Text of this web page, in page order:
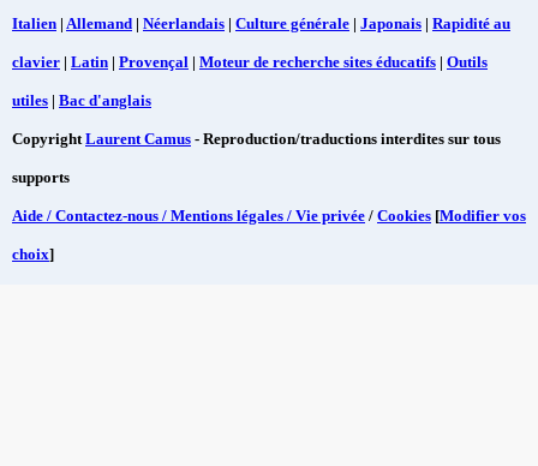
Italien | Allemand | Néerlandais | Culture générale | Japonais | Rapidité au
clavier | Latin | Provençal | Moteur de recherche sites éducatifs | Outils
utiles | Bac d'anglais
CopyrightLaurent Camus - Reproduction/traductions interdites sur tous
supports
Aide / Contactez-nous / Mentions légales / Vie privée / Cookies [Modifier vos
choix]